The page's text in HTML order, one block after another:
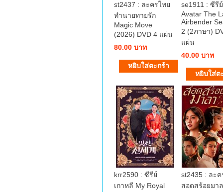
st2437 : ละครไทย
ทำนายทายรัก
Magic Move
(2026) DVD 4 แผ่น
80.00 บาท
se1911 : ซีรี
Avatar The
Airbender
2 (2ภาษา)
แผ่น
40.00 บาท
krr2590 : ซีรีย์
เกาหลี My Royal
st2435 : ละค
สอดสร้อยมา